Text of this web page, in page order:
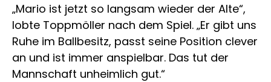
„Mario ist jetzt so langsam wieder der Alte“,
lobte Toppmöller nach dem Spiel. „Er gibt uns
Ruhe im Ballbesitz, passt seine Position clever
an und ist immer anspielbar. Das tut der
Mannschaft unheimlich gut.“